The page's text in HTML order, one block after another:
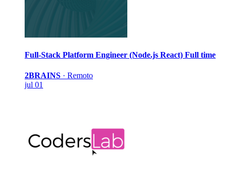
Full-Stack Platform Engineer (Node.js React) Full time
2BRAINS · Remoto
jul 01